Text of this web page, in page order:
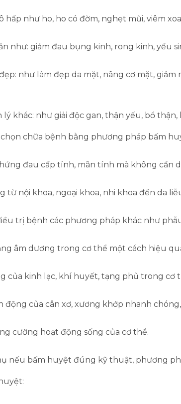
hấp như ho, ho có đờm, nghẹt mũi, viêm
như: giảm đau bụng kinh, rong kinh, yếu
như làm đẹp da mặt, nâng cơ mặt,
khác: như giải độc gan, thận yếu, bổ
chữa bệnh bằng phương pháp bấm
đau cấp tính, mãn tính mà không cần
từ nội khoa, ngoại khoa, nhi khoa đến da
trị bệnh các phương pháp khác như
âm dương trong cơ thể một cách hiệu
của kinh lạc, khí huyết, tạng phủ trong cơ
động của cân xơ, xương khớp nhanh
cường hoạt động sống của cơ thể.
nếu bấm huyệt đúng kỹ thuật, phương